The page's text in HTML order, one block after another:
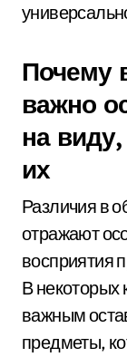
Почему
важно
на
их
Различия в
отражают
восприятия
В некоторых
важным
предметы,